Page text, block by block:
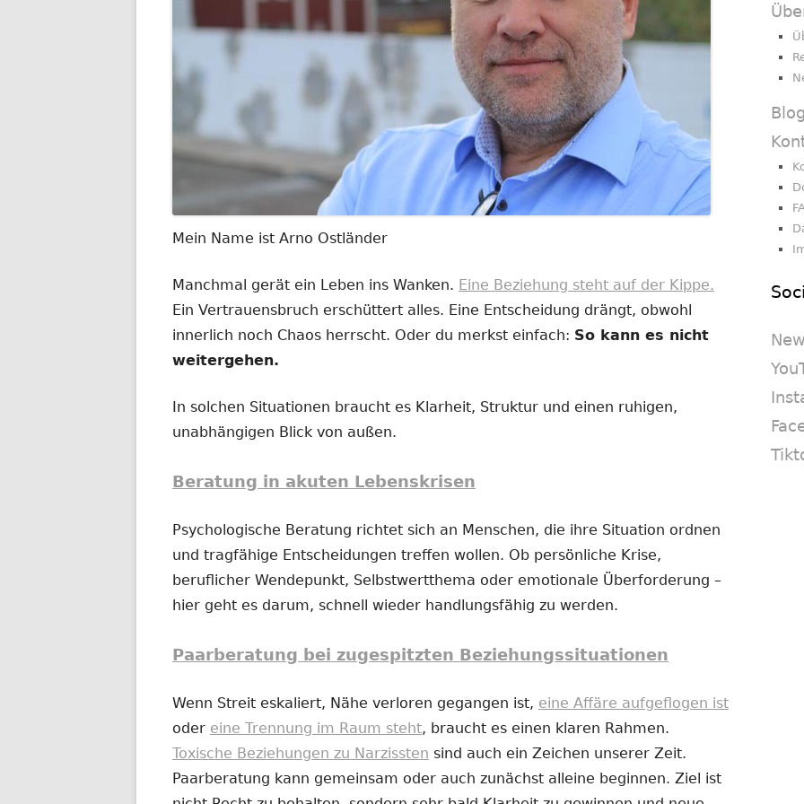
Mein Name ist Arno Ostländer
Manchmal gerät ein Leben ins Wanken. Eine Beziehung steht auf der Kippe.
Ein Vertrauensbruch erschüttert alles. Eine Entscheidung drängt, obwohl
innerlich noch Chaos herrscht. Oder du merkst einfach: So kann es nicht
weitergehen.
In solchen Situationen braucht es Klarheit, Struktur und einen ruhigen,
unabhängigen Blick von außen.
Beratung in akuten Lebenskrisen
Psychologische Beratung richtet sich an Menschen, die ihre Situation ordnen
und tragfähige Entscheidungen treffen wollen. Ob persönliche Krise,
beruflicher Wendepunkt, Selbstwertthema oder emotionale Überforderung –
hier geht es darum, schnell wieder handlungsfähig zu werden.
Paarberatung bei zugespitzten Beziehungssituationen
Wenn Streit eskaliert, Nähe verloren gegangen ist, eine Affäre aufgeflogen ist
oder eine Trennung im Raum steht, braucht es einen klaren Rahmen.
Toxische Beziehungen zu Narzissten sind auch ein Zeichen unserer Zeit.
Paarberatung kann gemeinsam oder auch zunächst alleine beginnen. Ziel ist
Blog